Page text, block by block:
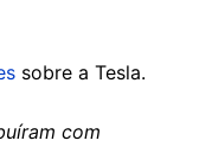
sobre a Tesla.
com